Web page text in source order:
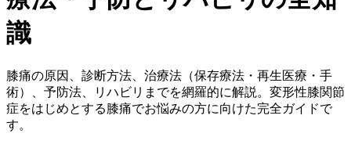
識
膝痛の原因、診断方法、治療法（保存療法・再生医療・手
術）、予防法、リハビリまでを網羅的に解説。変形性膝関節
症をはじめとする膝痛でお悩みの方に向けた完全ガイドで
す。